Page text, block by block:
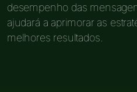
desempenho das
ajudará a aprimorar as
melhores resultados.